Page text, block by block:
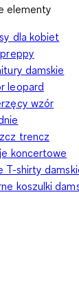
elementy
dla kobiet
damskie
leopard
wzór
trencz
koncertowe
T-shirty
koszulki